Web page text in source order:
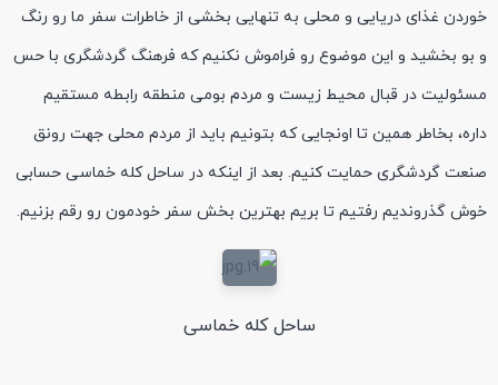
خوردن غذای دریایی و محلی به تنهایی بخشی از خاطرات سفر ما رو رنگ
و بو بخشید و این موضوع رو فراموش نکنیم که فرهنگ گردشگری با حس
مسئولیت در قبال محیط زیست و مردم بومی منطقه رابطه مستقیم
داره، بخاطر همین تا اونجایی که بتونیم باید از مردم محلی جهت رونق
صنعت گردشگری حمایت کنیم. بعد از اینکه در ساحل کله خماسی حسابی
خوش گذروندیم رفتیم تا بریم بهترین بخش سفر خودمون رو رقم بزنیم.
ساحل کله خماسی